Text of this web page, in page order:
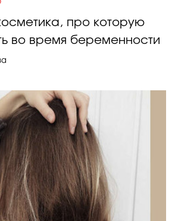
хакер
про которую
во время беременности